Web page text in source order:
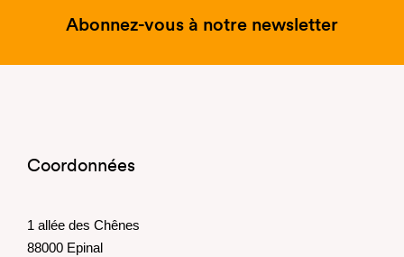
Abonnez-vous à notre newsletter
Coordonnées
1 allée des Chênes
88000 Epinal